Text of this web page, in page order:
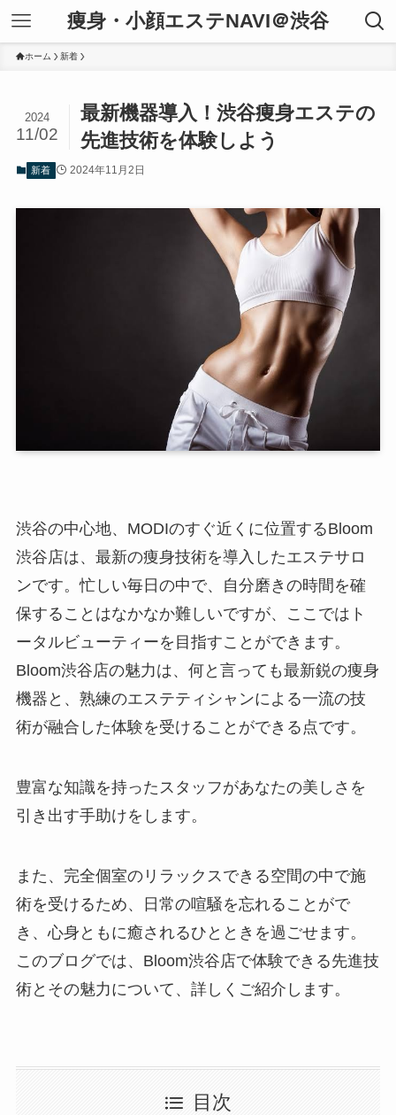
痩身・小顔エステNAVI＠渋谷
ホーム 新着
最新機器導入！渋谷痩身エステの
先進技術を体験しよう
2024
11/02
新着 2024年11月2日
渋谷の中心地、MODIのすぐ近くに位置するBloom
渋谷店は、最新の痩身技術を導入したエステサロ
ンです。忙しい毎日の中で、自分磨きの時間を確
保することはなかなか難しいですが、ここではト
ータルビューティーを目指すことができます。
Bloom渋谷店の魅力は、何と言っても最新鋭の痩身
機器と、熟練のエステティシャンによる一流の技
術が融合した体験を受けることができる点です。
豊富な知識を持ったスタッフがあなたの美しさを
引き出す手助けをします。
また、完全個室のリラックスできる空間の中で施
術を受けるため、日常の喧騒を忘れることがで
き、心身ともに癒されるひとときを過ごせます。
このブログでは、Bloom渋谷店で体験できる先進技
術とその魅力について、詳しくご紹介します。
目次